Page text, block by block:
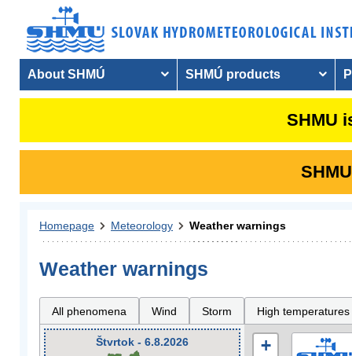
About SHMÚ SHMÚ products
SHMU
Homepage Meteorology Weather warnings
Weather warnings
All phenomena Wind Storm High temperatures
Štvrtok - 6.8.2026
+